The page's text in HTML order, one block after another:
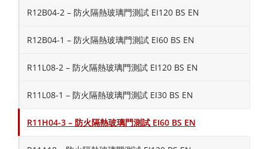
R12B04-2 – 防火隔熱玻璃門測試 EI120 BS EN
R12B04-1 – 防火隔熱玻璃門測試 EI60 BS EN
R11L08-2 – 防火隔熱玻璃門測試 EI120 BS EN
R11L08-1 – 防火隔熱玻璃門測試 EI30 BS EN
R11H04-3 – 防火隔熱玻璃門測試 EI60 BS EN